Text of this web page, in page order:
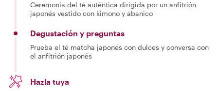
Ceremonia del té auténtica dirigida por un anfitrión
japonés vestido con kimono y abanico
Degustación y preguntas
Prueba el té matcha japonés con dulces y conversa con
el anfitrión japonés
Hazla tuya